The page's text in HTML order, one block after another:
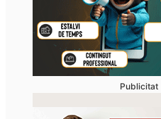
Publicitat